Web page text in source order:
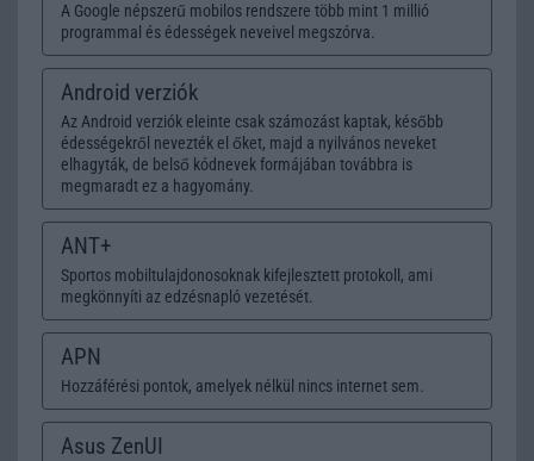
A Google népszerű mobilos rendszere több mint 1 millió
programmal és édességek neveivel megszórva.
Android verziók
Az Android verziók eleinte csak számozást kaptak, később
édességekről nevezték el őket, majd a nyilvános neveket
elhagyták, de belső kódnevek formájában továbbra is
megmaradt ez a hagyomány.
ANT+
Sportos mobiltulajdonosoknak kifejlesztett protokoll, ami
megkönnyíti az edzésnapló vezetését.
APN
Hozzáférési pontok, amelyek nélkül nincs internet sem.
Asus ZenUI